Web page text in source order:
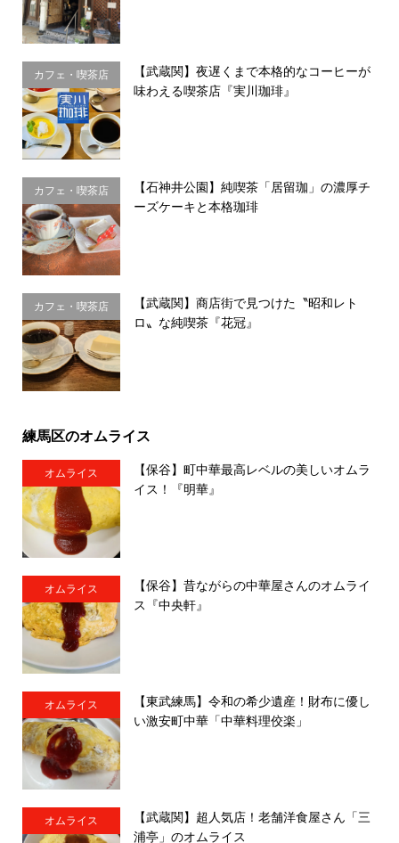
カフェ・喫茶店
【武蔵関】夜遅くまで本格的なコーヒーが
味わえる喫茶店『実川珈琲』
カフェ・喫茶店
【石神井公園】純喫茶「居留珈」の濃厚チ
ーズケーキと本格珈琲
カフェ・喫茶店
【武蔵関】商店街で見つけた〝昭和レト
ロ〟な純喫茶『花冠』
練馬区のオムライス
オムライス
【保谷】町中華最高レベルの美しいオムラ
イス！『明華』
オムライス
【保谷】昔ながらの中華屋さんのオムライ
ス『中央軒』
オムライス
【東武練馬】令和の希少遺産！財布に優し
い激安町中華「中華料理佼楽」
オムライス
【武蔵関】超人気店！老舗洋食屋さん「三
浦亭」のオムライス